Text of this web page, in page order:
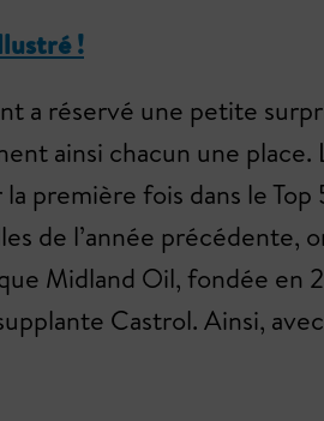
!
a réservé une petite
ainsi chacun une
première fois dans le
de l’année précédente,
Midland Oil, fondée
Castrol. Ainsi,